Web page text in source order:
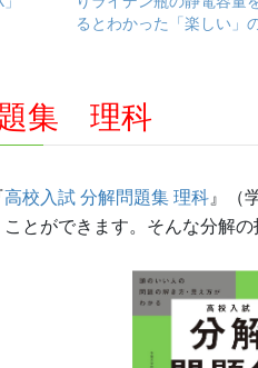
るとわかった「楽しい」
集 理科
高校入試 分解問題集 理科 』（
とができます。そんな分解